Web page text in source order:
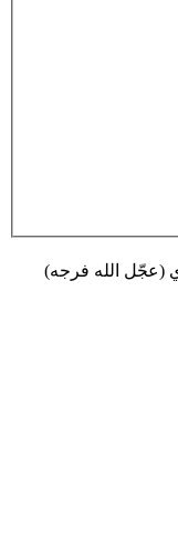
(عجّل الله فرجه)